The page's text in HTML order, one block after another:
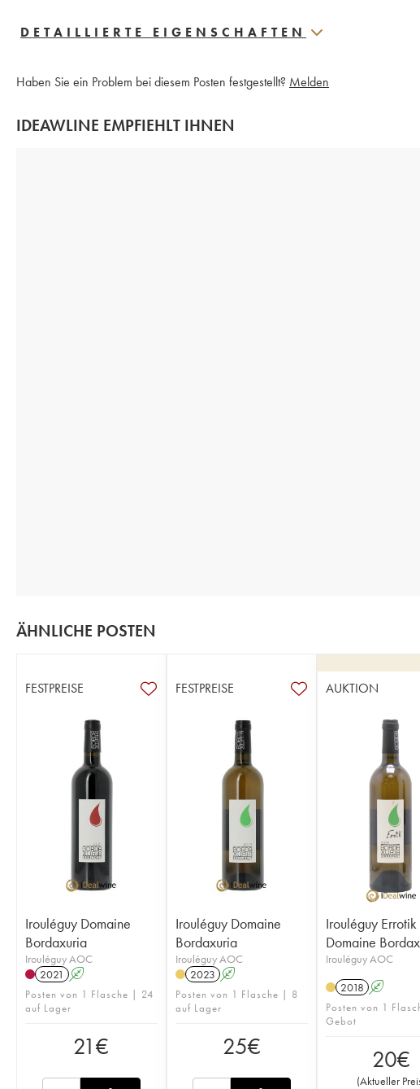
DETAILLIERTE EIGENSCHAFTEN
Haben Sie ein Problem bei diesem Posten festgestellt? Melden
IDEAWLINE EMPFIEHLT IHNEN
ÄHNLICHE POSTEN
FESTPREISE
Irouléguy Domaine
Bordaxuria
Irouléguy AOC
2021
A
Posten von 1 Flasche | 24
auf Lager
21€
FESTPREISE
Irouléguy Domaine
Bordaxuria
Irouléguy AOC
2023 A
Posten von 1 Flasche | 8
auf Lager
25€
AUKTION
Irouléguy Errotik
Domaine
Irouléguy AOC
2018 A
Posten von 1
Gebot
20€
(Aktueller